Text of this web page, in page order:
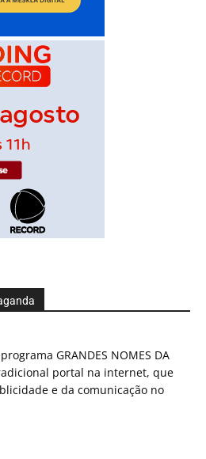
GRANDES NOMES DA
portal na internet, que
e da comunicação no